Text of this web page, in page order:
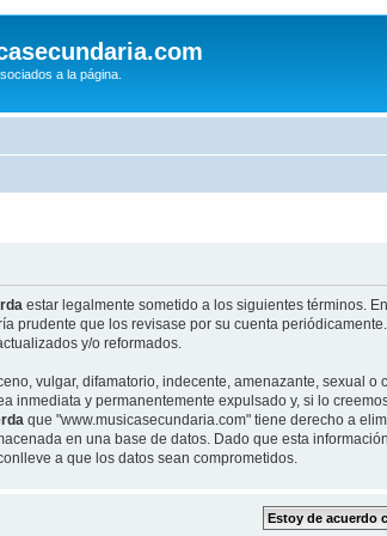
a la página.
estar legalmente sometido a los siguientes términos.
prudente que los revisase por su cuenta
y/o reformados.
vulgar, difamatorio, indecente, amenazante, sexual
inmediata y permanentemente expulsado y, si lo
que "www.musicasecundaria.com" tiene derecho a
en una base de datos. Dado que esta
a que los datos sean comprometidos.